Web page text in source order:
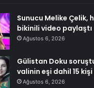
Sunucu Melike Çelik,
bikinili video paylaştı
Ağustos 6, 2026
Gülistan Doku
valinin eşi dahil 15
Ağustos 6, 2026